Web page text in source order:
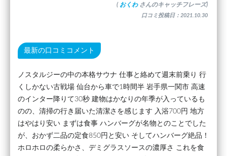
( おくわ さんのキャッチフレーズ)
口コミ投稿日：2021.10.30
最新の口コミコメント
ノスタルジーの中の本格サウナ 仕事と絡めて週末前乗り 行
くしかない古戦場 仙台から車で1時間半 岩手県一関市 高速
のインター降りて30秒 建物はかなりの年季が入っているも
のの、清掃の行き届いた清潔さを感じます 入浴700円 地方
はやはり安い まずは食事 ハンバーグが名物とのことでした
が、おかず二品の定食850円と安い そしてハンバーグ絶品！
ホロホロの柔らかさ、デミグラスソースの濃厚さ これを食